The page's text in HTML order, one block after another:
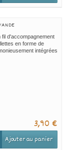
d'accompagnement
en forme de
intégrées
3,90 €
Ajouter au panier